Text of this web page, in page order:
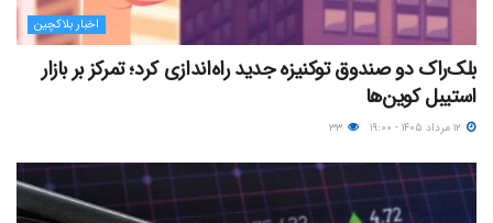
اخبار بلاکچین
بلک‌راک دو صندوق توکنیزه جدید راه‌اندازی کرد؛ تمرکز بر بازار
استیبل کوین‌ها